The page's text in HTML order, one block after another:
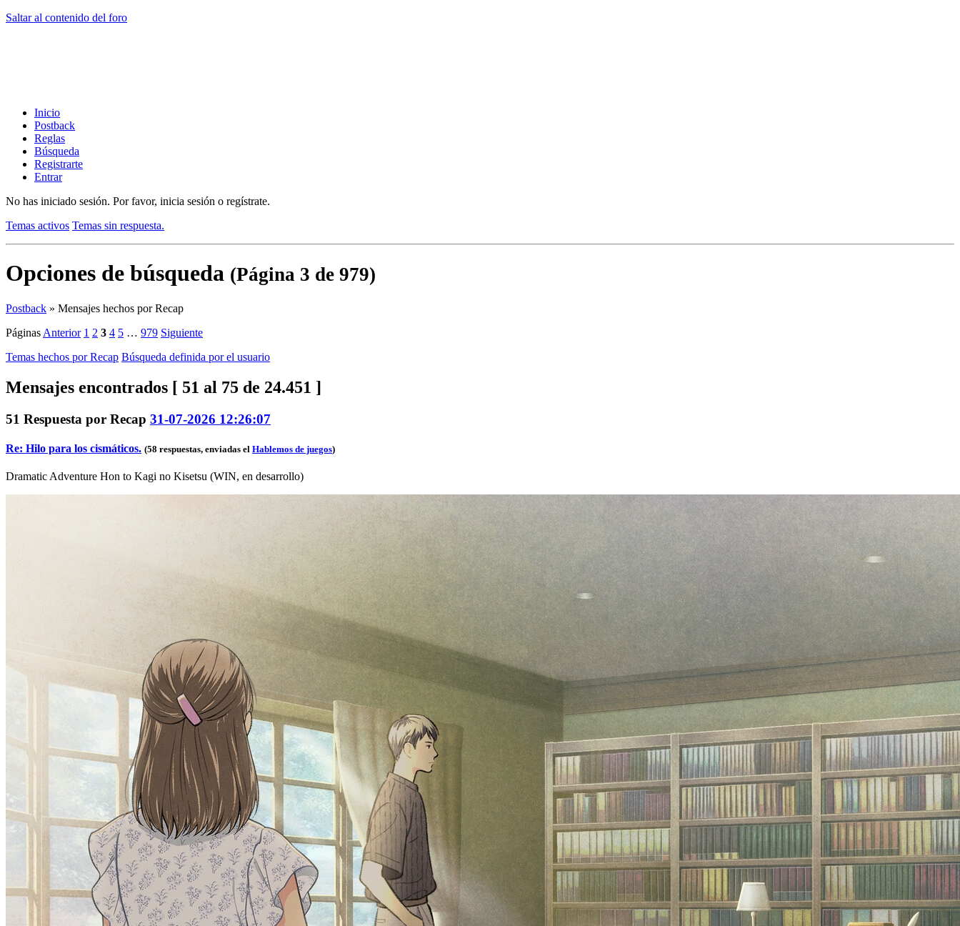
Saltar al contenido del foro
Inicio
Postback
Reglas
Búsqueda
Registrarte
Entrar
No has iniciado sesión. Por favor, inicia sesión o regístrate.
Temas activos Temas sin respuesta.
Opciones de búsqueda (Página 3 de 979)
Postback » Mensajes hechos por Recap
Páginas Anterior 1 2 3 4 5 … 979 Siguiente
Temas hechos por Recap Búsqueda definida por el usuario
Mensajes encontrados [ 51 al 75 de 24.451 ]
51 Respuesta por Recap 31-07-2026 12:26:07
Re: Hilo para los cismáticos. (58 respuestas, enviadas el Hablemos de juegos)
Dramatic Adventure Hon to Kagi no Kisetsu (WIN, en desarrollo)